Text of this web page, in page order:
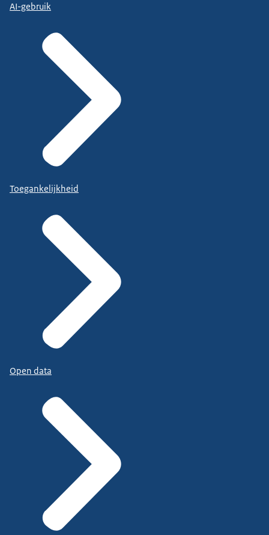
AI-gebruik
Toegankelijkheid
Open data